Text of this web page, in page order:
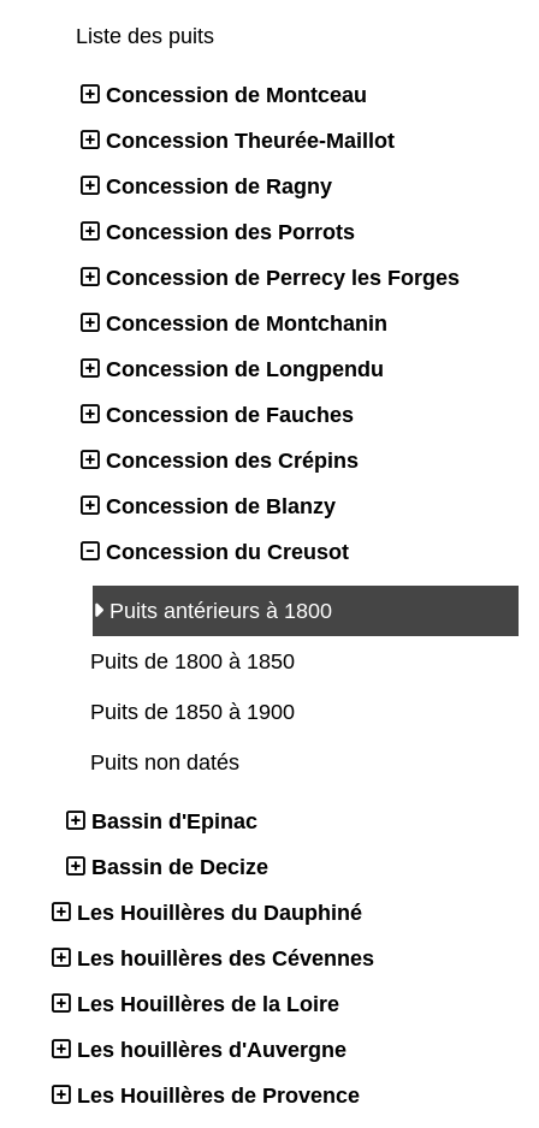
Liste des puits
Concession de Montceau
Concession Theurée-Maillot
Concession de Ragny
Concession des Porrots
Concession de Perrecy les Forges
Concession de Montchanin
Concession de Longpendu
Concession de Fauches
Concession des Crépins
Concession de Blanzy
Concession du Creusot
Puits antérieurs à 1800
Puits de 1800 à 1850
Puits de 1850 à 1900
Puits non datés
Bassin d'Epinac
Bassin de Decize
Les Houillères du Dauphiné
Les houillères des Cévennes
Les Houillères de la Loire
Les houillères d'Auvergne
Les Houillères de Provence